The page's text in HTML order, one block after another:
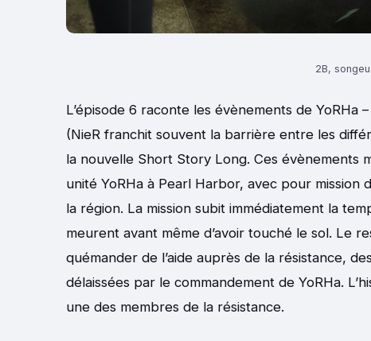
2B,
L’épisode 6 raconte les évènements de
(NieR franchit souvent la barrière entre les
la nouvelle Short Story Long. Ces évènements
unité YoRHa à Pearl Harbor, avec pour mission
la région. La mission subit immédiatement la
meurent avant même d’avoir touché le sol. Le
quémander de l’aide auprès de la résistance,
délaissées par le commandement de YoRHa.
une des membres de la résistance.